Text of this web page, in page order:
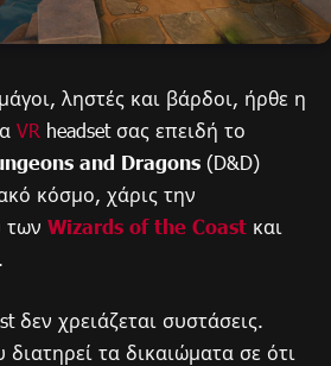
ληστές και βάρδοι, ήρθε η
VR headset σας επειδή το
and Dragons (D&D)
κόσμο, χάρις την
των Wizards of the Coast και
.
δεν χρειάζεται συστάσεις.
διατηρεί τα δικαιώματα σε ότι